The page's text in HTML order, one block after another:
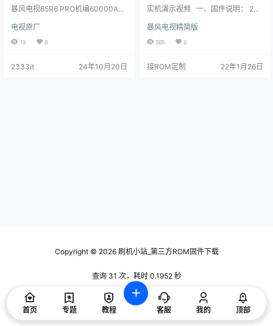
60000AM3900主程序
配屏V650DJ4-KS6(T5)原厂
程序U盘数据刷机包
暴风电视65R6 PRO机编60000AM
4504配屏V650DJ4-KS6(T5)原厂
程序U盘数据刷机包
电视原厂
13 0
2333it 24年10月20日
65R6PRO电视
统刷机固件升级包
实机演示视频 一、固件说明： 202
新：修复MSD系列的开机提示初始
化 副更新： 1，当贝桌面回退旧版
开机连上网后才会自启应用** 3，R
暴风电视精简版
505 0
接ROM定制 22年1月26日
Copyright © 2026刷机小站_第三方ROM固件下载
查询 31 次，耗时 0.1952 秒
首页 专题 教程 客服 我的 顶部